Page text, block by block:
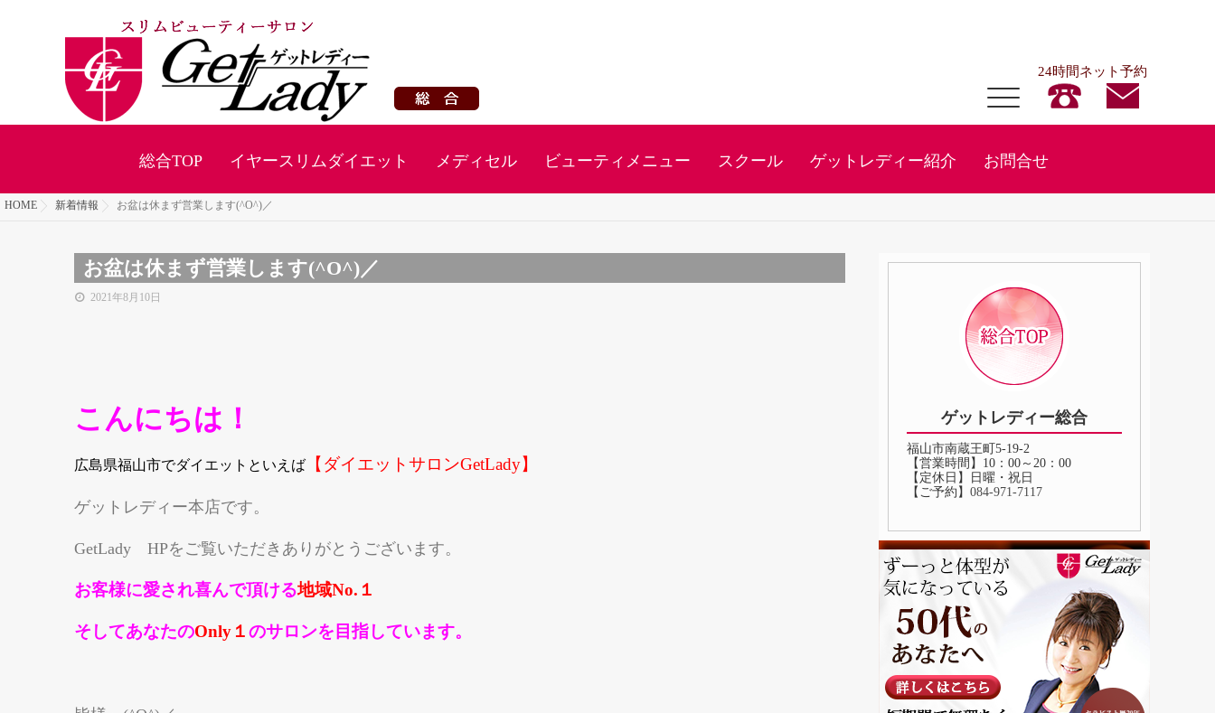
24時間ネット予約
総合TOP イヤースリムダイエット メディセル ビューティメニュー スクール ゲットレディー紹介 お問合せ
HOME 新着情報 お盆は休まず営業します(^O^)／
お盆は休まず営業します(^O^)／
2021年8月10日
こんにちは！
広島県福山市でダイエットといえば 【ダイエットサロンGetLady】
ゲットレディー本店です。
GetLady HPをご覧いただきありがとうございます。
お客様に愛され喜んで頂ける地域No.１
そしてあなたのOnly１のサロンを目指しています。
ゲットレディー総合
福山市南蔵王町5-19-2
【営業時間】10：00～20：00
【定休日】日曜・祝日
【ご予約】 084‐971‐7117